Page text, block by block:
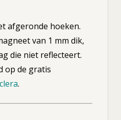
afgeronde hoeken.
van 1 mm dik,
die niet reflecteert.
op de gratis
.